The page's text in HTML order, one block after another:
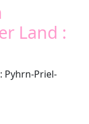
Land :
Pyhrn-Priel-